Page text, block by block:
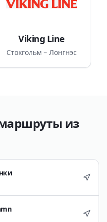
.
Viking Line
Стокгольм – Лонгнэс
из